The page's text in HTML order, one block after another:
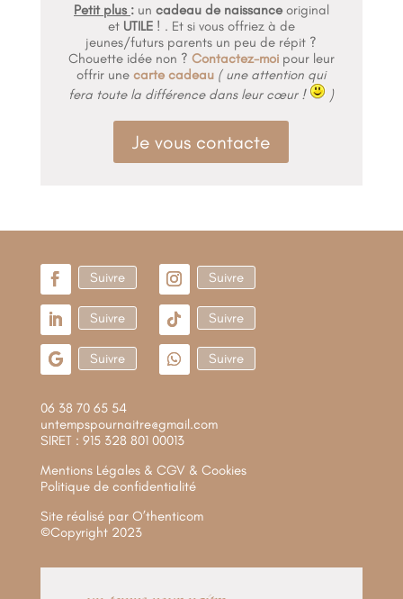
Petit plus : un cadeau de naissanceoriginal
et UTILE! . Et si vous offriez à de
jeunes/futurs parents un peu de répit ?
Chouette idée non ? Contactez-moi pour leur
offrir unecarte cadeau ( une attention qui
fera toute la différence dans leur cœur !
)
Je vous contacte
Suivre Suivre
Suivre Suivre
Suivre Suivre
06 38 70 65 54
untempspournaitre@gmail.com
SIRET : 915 328 801 00013
Mentions Légales & CGV & Cookies
Politique de confidentialité
Site réalisé par O’thenticom
©Copyright 2023